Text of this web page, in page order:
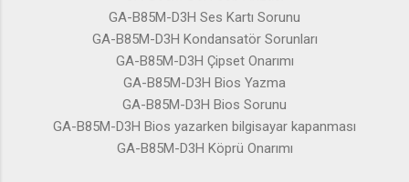
GA-B85M-D3H Ses Kartı Sorunu
GA-B85M-D3H Kondansatör Sorunları
GA-B85M-D3H Çipset Onarımı
GA-B85M-D3H Bios Yazma
GA-B85M-D3H Bios Sorunu
GA-B85M-D3H Bios yazarken bilgisayar kapanması
GA-B85M-D3H Köprü Onarımı